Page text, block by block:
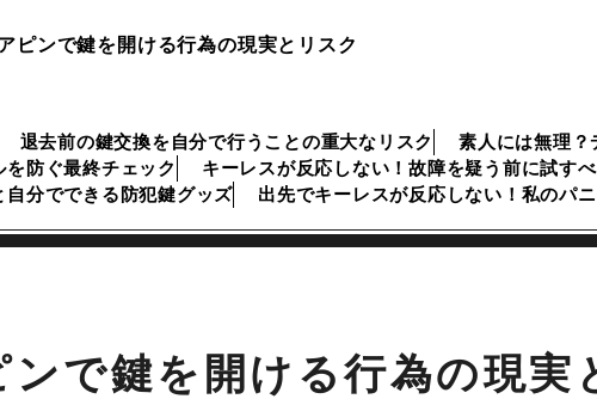
ピンで鍵を開ける行為の現実とリスク
退去前の鍵交換を自分で行うことの重大なリスク
素人には無理？
防ぐ最終チェック
キーレスが反応しない！故障を疑う前に試す
分でできる防犯鍵グッズ
出先でキーレスが反応しない！私のパ
ンで鍵を開ける行為の現実